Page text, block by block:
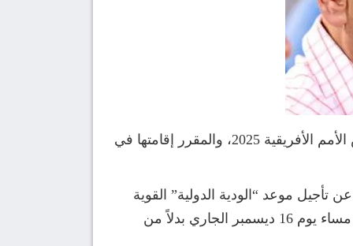
أجرت إدارة المنتخب الوطني المصري تعديلاً اضطرارياً على أجندة التحضيرات النهائية الخاصة ببطولة كأس الأمم الأفريقية 2025، والمقرر إقامتها في
موعد “الودية الدولية” القوية
التي ستجمع الفراعنة بمنتخب “النسور الخضراء” لمدة 48 ساعة. وبناءً على التعديل الجديد، ستقام المباراة مساء يوم 16 ديسمبر الجاري بدلاً من